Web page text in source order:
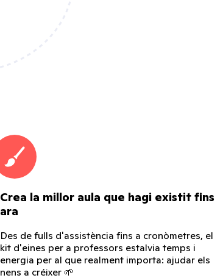
Crea la millor aula que hagi existit fins
ara
Des de fulls d'assistència fins a cronòmetres, el
kit d'eines per a professors estalvia temps i
energia per al que realment importa: ajudar els
nens a créixer 🌱